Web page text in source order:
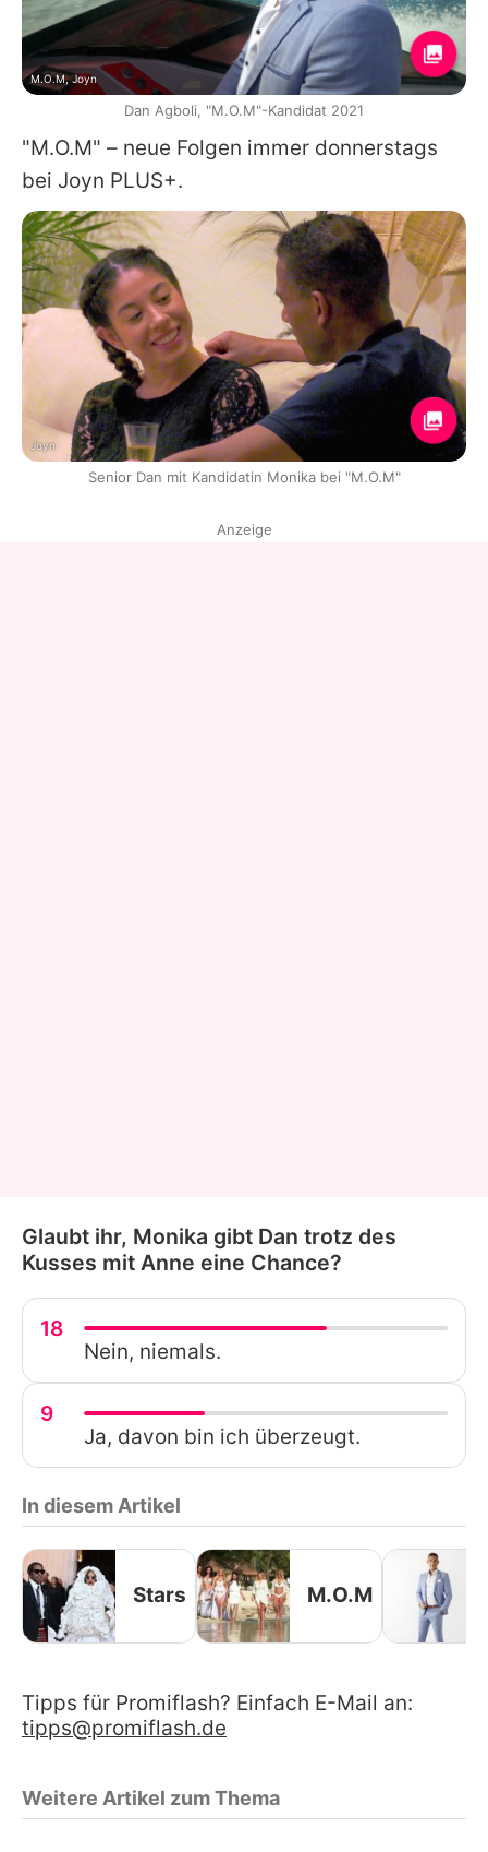
"M.O.M" – neue Folgen immer donnerstags
bei Joyn PLUS+.
M.O.M, Joyn
Dan Agboli, "M.O.M"-Kandidat 2021
Joyn
Senior Dan mit Kandidatin Monika bei "M.O.M"
Anzeige
Glaubt ihr, Monika gibt Dan trotz des
Kusses mit Anne eine Chance?
18
Nein, niemals.
9
Ja, davon bin ich überzeugt.
In diesem Artikel
Stars M.O.M
Tipps für Promiflash? Einfach E-Mail an:
tipps@promiflash.de
Weitere Artikel zum Thema